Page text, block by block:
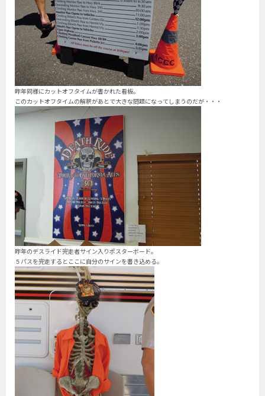
昨年同様にカットオフタイムが書かれた看板。
このカットオフタイムの解釈があとで大きな問題になってしまうのだが・・・
昨年のデスライド完走者サイン入りポスターボード。
５パスを完走するとここに自分のサインを書き込める。